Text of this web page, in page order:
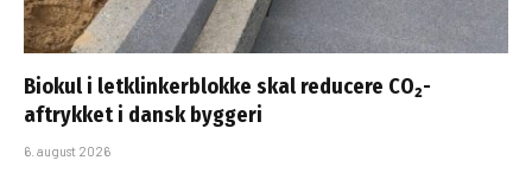
Biokul i letklinkerblokke skal reducere CO₂-
aftrykket i dansk byggeri
6. august 2026